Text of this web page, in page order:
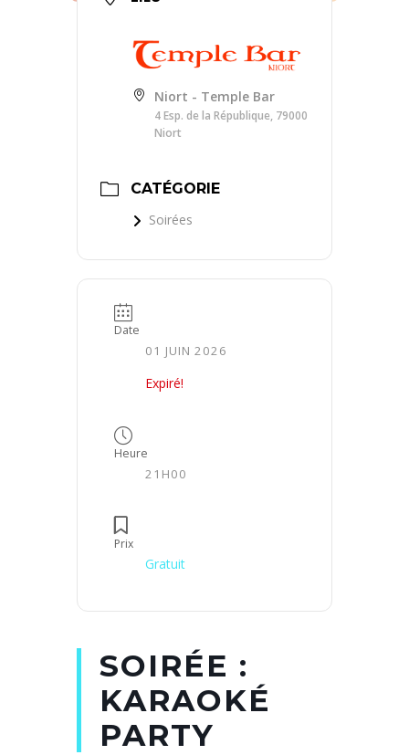
Niort - Temple Bar
4 Esp. de la République, 79000
Niort
CATÉGORIE
Soirées
Date
01 JUIN 2026
Expiré!
Heure
21H00
Prix
Gratuit
SOIRÉE :
KARAOKÉ
PARTY